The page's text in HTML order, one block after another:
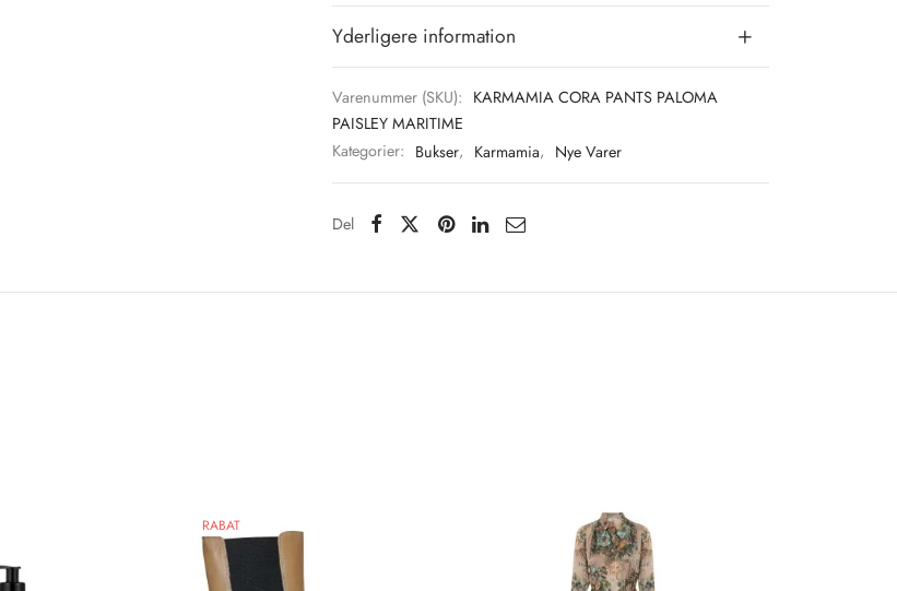
Yderligere information
Varenummer (SKU): KARMAMIA CORA PANTS PALOMA
PAISLEY MARITIME
Kategorier: Bukser, Karmamia, Nye Varer
Del
RABAT